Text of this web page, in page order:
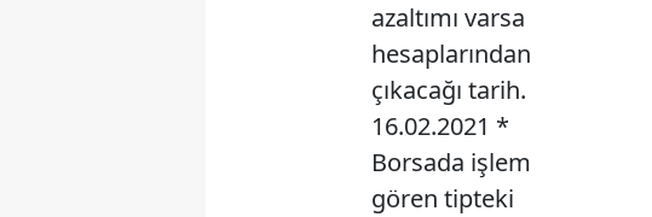
azaltımı varsa
hesaplarından
çıkacağı tarih.
16.02.2021 *
Borsada işlem
gören tipteki